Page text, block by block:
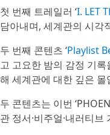
첫 번째 트레일러 ‘I. LET
담아내며, 세계관의 시각
두 번째 콘텐츠 ‘Playlist
고 고요한 밤의 감정 기
해 세계관에 대한 깊은
두 콘텐츠는 이번
관 정서·비주얼·내러티